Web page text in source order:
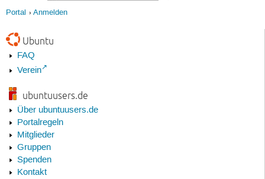
Portal Anmelden
Ubuntu
FAQ
Verein
ubuntuusers.de
Über ubuntuusers.de
Portalregeln
Mitglieder
Gruppen
Spenden
Kontakt